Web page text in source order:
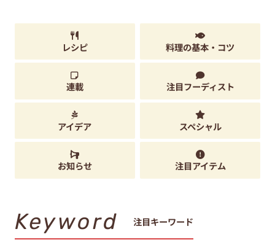
レシピ 料理の基本・コツ
連載 注目フーディスト
アイデア スペシャル
お知らせ 注目アイテム
Keyword 注目キーワード